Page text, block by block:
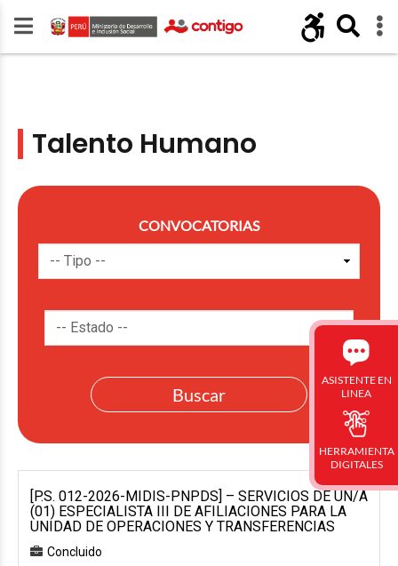
Talento Humano
CONVOCATORIAS
[P.S. 012-2026-MIDIS-PNPDS] – SERVICIOS DE UN/A
(01) ESPECIALISTA III DE AFILIACIONES PARA LA
UNIDAD DE OPERACIONES Y TRANSFERENCIAS
Concluido
ASISTENTE EN
LINEA
HERRAMIENTA
DIGITALES